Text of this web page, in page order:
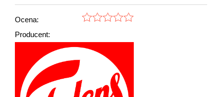
Ocena:
Producent: